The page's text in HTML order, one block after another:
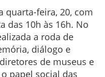
quarta-feira, 20, com
das 10h às 16h. No
a roda de
diálogo e
de museus e
papel social das